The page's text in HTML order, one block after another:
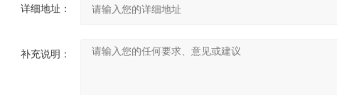
详细地址：
补充说明：